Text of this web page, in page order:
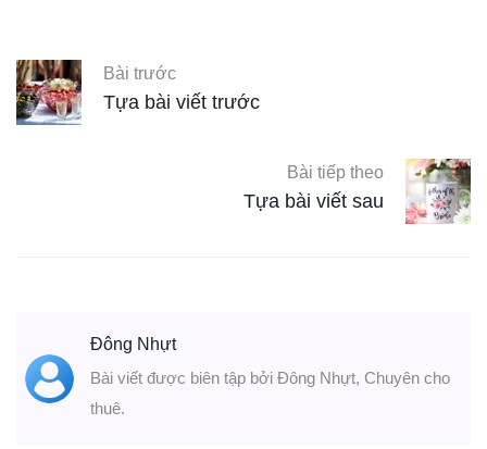
Bài trước
Tựa bài viết trước
Bài tiếp theo
Tựa bài viết sau
Đông Nhựt
Bài viết được biên tập bởi Đông Nhựt, Chuyên cho
thuê.